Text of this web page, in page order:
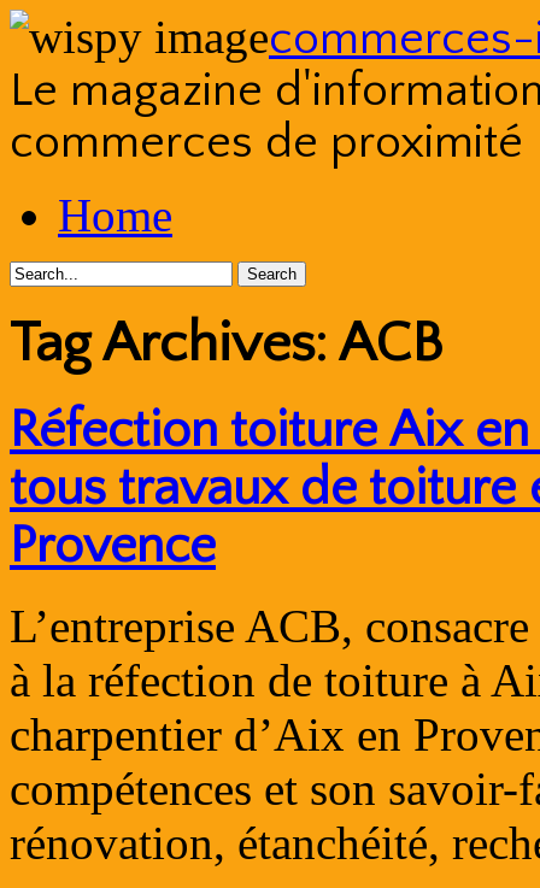
Le magazine
commerces de proximité
to
contentHome
Tag Archives: ACB
Réfection toiture Aix
tous travaux de toiture
Provence
L’entreprise ACB,
à la réfection de toiture à
charpentier d’Aix en
compétences et son
rénovation, étanchéité,